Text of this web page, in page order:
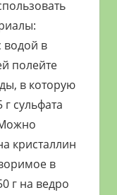
водой в
полейте
в которую
г сульфата
кристаллин
в
г на ведро